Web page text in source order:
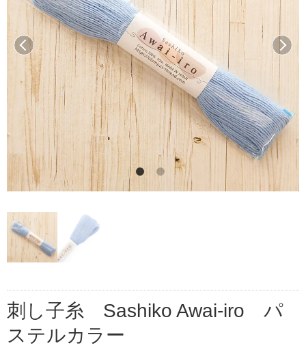
前へ 次へ
刺し子糸 Sashiko Awai-iro パ
ステルカラー